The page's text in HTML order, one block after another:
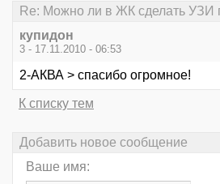
Re: Можно ли в ЖК сделать УЗИ
купидон
3 - 17.11.2010 - 06:53
2-АКВА > спасибо огромное!
К списку тем
Добавить новое сообщение
Ваше имя: